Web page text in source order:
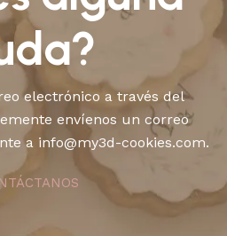
electrónico a través del
envíenos un correo
a info@my3d-cookies.com.